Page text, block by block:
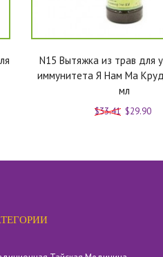
N15 Вытяжка из трав для
иммунитета Я Нам Ма Круд
мл
$33.41 $29.90